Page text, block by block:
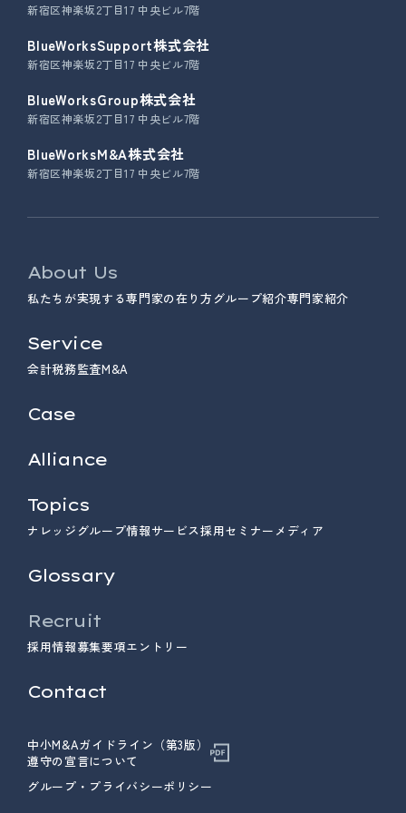
新宿区神楽坂2丁目17 中央ビル7階
BlueWorksSupport株式会社
新宿区神楽坂2丁目17 中央ビル7階
BlueWorksGroup株式会社
新宿区神楽坂2丁目17 中央ビル7階
BlueWorksM&A株式会社
新宿区神楽坂2丁目17 中央ビル7階
About Us
私たちが実現する専門家の在り方 グループ紹介専門家紹介
Service
会計税務監査M&A
Case
Alliance
Topics
ナレッジ グループ情報サービス採用セミナー メディア
Glossary
Recruit
採用情報募集要項エントリー
Contact
中小M&Aガイドライン（第3版）
遵守の宣言について
グループ・プライバシーポリシー